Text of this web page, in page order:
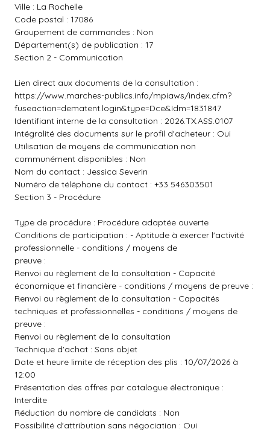
Ville : La Rochelle
Code postal : 17086
Groupement de commandes : Non
Département(s) de publication : 17
Section 2 - Communication
Lien direct aux documents de la consultation :
https://www.marches-publics.info/mpiaws/index.cfm?
fuseaction=dematent.login&type=Dce&Idm=1831847
Identifiant interne de la consultation : 2026.TX.ASS.0107
Intégralité des documents sur le profil d'acheteur : Oui
Utilisation de moyens de communication non
communément disponibles : Non
Nom du contact : Jessica Severin
Numéro de téléphone du contact : +33 546303501
Section 3 - Procédure
Type de procédure : Procédure adaptée ouverte
Conditions de participation : - Aptitude à exercer l'activité
professionnelle - conditions / moyens de
preuve :
Renvoi au règlement de la consultation - Capacité
économique et financière - conditions / moyens de preuve :
Renvoi au règlement de la consultation - Capacités
techniques et professionnelles - conditions / moyens de
preuve :
Renvoi au règlement de la consultation
Technique d'achat : Sans objet
Date et heure limite de réception des plis : 10/07/2026 à
12:00
Présentation des offres par catalogue électronique :
Interdite
Réduction du nombre de candidats : Non
Possibilité d'attribution sans négociation : Oui